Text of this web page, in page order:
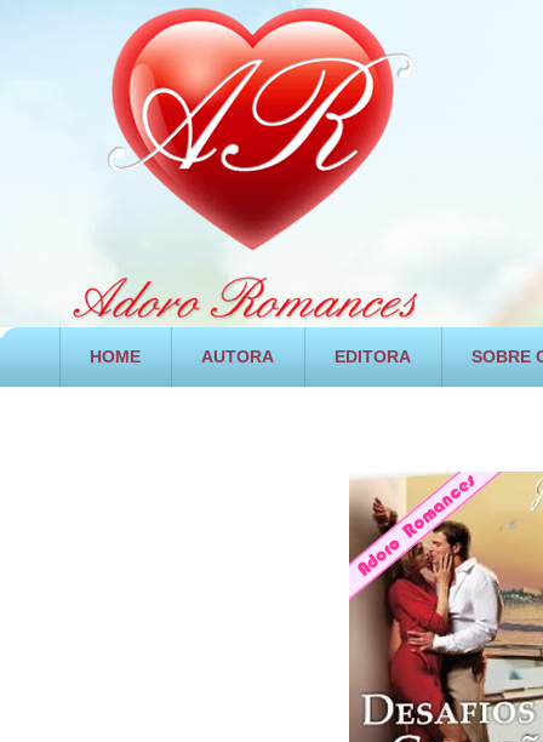
HOME AUTORA EDITORA SOBRE